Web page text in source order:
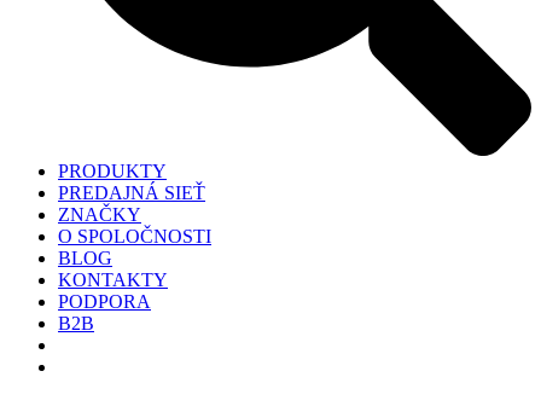
PRODUKTY
PREDAJNÁ SIEŤ
ZNAČKY
O SPOLOČNOSTI
BLOG
KONTAKTY
PODPORA
B2B